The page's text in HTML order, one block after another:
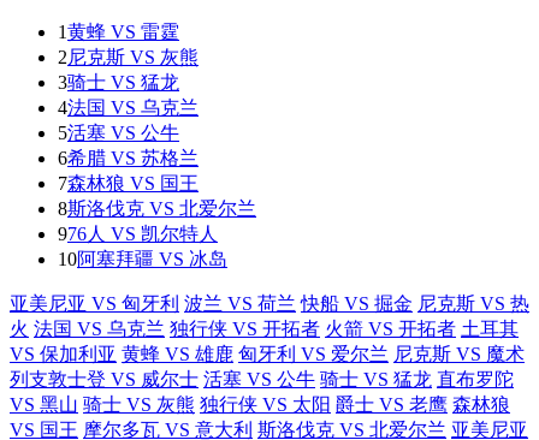
1黄蜂 VS 雷霆
2尼克斯 VS 灰熊
3骑士 VS 猛龙
4法国 VS 乌克兰
5活塞 VS 公牛
6希腊 VS 苏格兰
7森林狼 VS 国王
8斯洛伐克 VS 北爱尔兰
976人 VS 凯尔特人
10阿塞拜疆 VS 冰岛
亚美尼亚 VS 匈牙利 波兰 VS 荷兰 快船 VS 掘金 尼克斯 VS 热
火 法国 VS 乌克兰 独行侠 VS 开拓者 火箭 VS 开拓者 土耳其
VS 保加利亚 黄蜂 VS 雄鹿 匈牙利 VS 爱尔兰 尼克斯 VS 魔术
列支敦士登 VS 威尔士 活塞 VS 公牛 骑士 VS 猛龙 直布罗陀
VS 黑山 骑士 VS 灰熊 独行侠 VS 太阳 爵士 VS 老鹰 森林狼
VS 国王 摩尔多瓦 VS 意大利 斯洛伐克 VS 北爱尔兰 亚美尼亚